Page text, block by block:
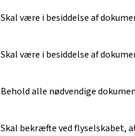
Skal være i besiddelse af
Skal være i besiddelse af
Behold alle nødvendige
Skal bekræfte ved flyselskabet,